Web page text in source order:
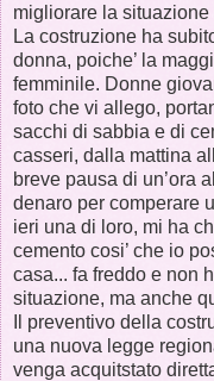
migliorare la
La costruzione ha
donna, poiche’ la
femminile. Donne
foto che vi allego,
sacchi di sabbia e di
casseri, dalla mattina
breve pausa di un’ora
denaro per comperare
ieri una di loro, mi ha
cemento cosi’ che io
casa... fa freddo e non
situazione, ma anche
Il preventivo della
una nuova legge
venga acquitstato